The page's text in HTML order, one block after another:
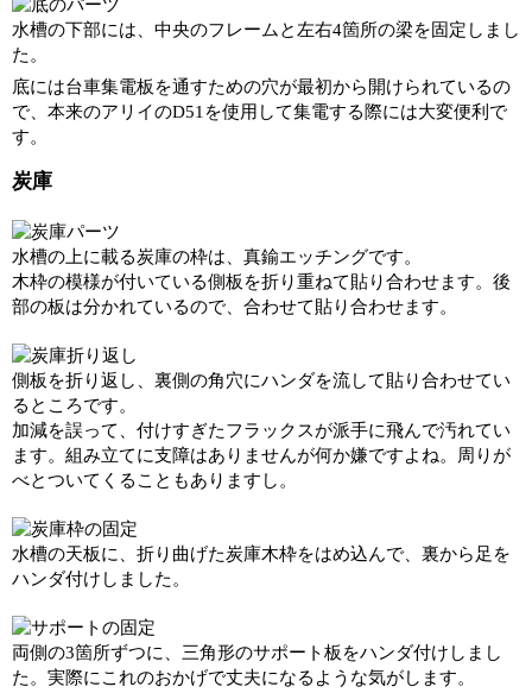
水槽の下部には、中央のフレームと左右4箇所の梁を固定しまし
た。
底には台車集電板を通すための穴が最初から開けられているの
で、本来のアリイのD51を使用して集電する際には大変便利で
す。
炭庫
水槽の上に載る炭庫の枠は、真鍮エッチングです。
木枠の模様が付いている側板を折り重ねて貼り合わせます。後
部の板は分かれているので、合わせて貼り合わせます。
側板を折り返し、裏側の角穴にハンダを流して貼り合わせてい
るところです。
加減を誤って、付けすぎたフラックスが派手に飛んで汚れてい
ます。組み立てに支障はありませんが何か嫌ですよね。周りが
べとついてくることもありますし。
水槽の天板に、折り曲げた炭庫木枠をはめ込んで、裏から足を
ハンダ付けしました。
両側の3箇所ずつに、三角形のサポート板をハンダ付けしまし
た。実際にこれのおかげで丈夫になるような気がします。